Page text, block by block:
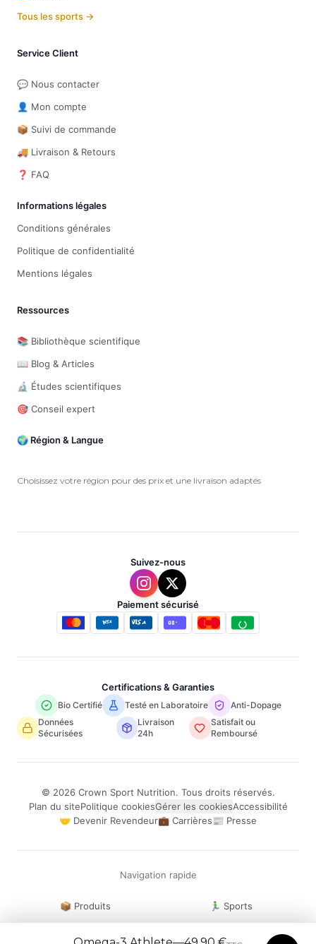
Tous les sports →
Service Client
💬 Nous contacter
👤 Mon compte
📦 Suivi de commande
🚚 Livraison & Retours
❓ FAQ
Informations légales
Conditions générales
Politique de confidentialité
Mentions légales
Ressources
📚 Bibliothèque scientifique
📖 Blog & Articles
🔬 Études scientifiques
🎯 Conseil expert
🌍 Région & Langue
Choisissez votre région pour des prix et une livraison adaptés
Suivez-nous
Paiement sécurisé
Certifications & Garanties
Bio Certifié Testé en Laboratoire
Anti-Dopage
Données
Sécurisées
Livraison
24h
Satisfait ou
Remboursé
© 2026Crown Sport Nutrition. Tous droits réservés.
Plan du sitePolitique cookiesGérer les cookiesAccessibilité
🤝 Devenir Revendeur💼 Carrières📰 Presse
Navigation rapide
📦 Produits 🏃‍♂️ Sports
👤 Mon Compte 💬 Contact